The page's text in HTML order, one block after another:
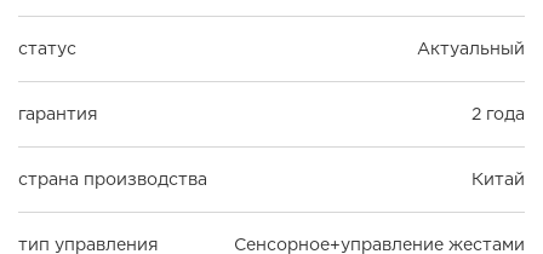
статус Актуальный
гарантия 2 года
страна производства Китай
тип управления Сенсорное+управление жестами